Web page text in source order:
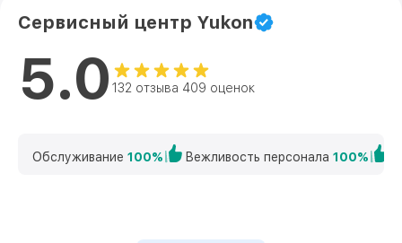
Сервисный центр Yukon
5.0 132 отзыва 409 оценок
Обслуживание 100% Вежливость персонала 100%